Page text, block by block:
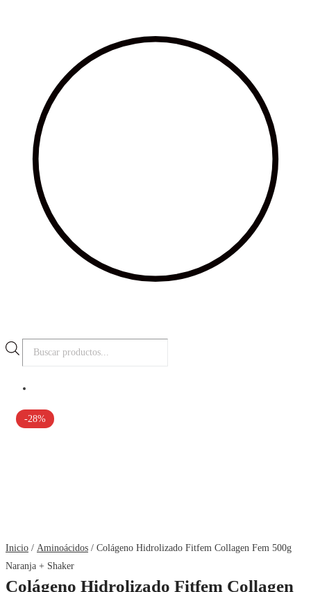
-28%
Inicio / Aminoácidos / Colágeno Hidrolizado Fitfem Collagen Fem 500g
Naranja + Shaker
Colágeno Hidrolizado Fitfem Collagen